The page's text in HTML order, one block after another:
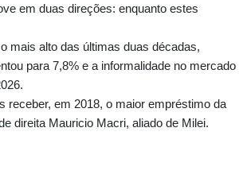
em duas direções: enquanto estes
mais alto das últimas duas décadas,
para 7,8% e a informalidade no mercado
receber, em 2018, o maior empréstimo da
direita Mauricio Macri, aliado de Milei.